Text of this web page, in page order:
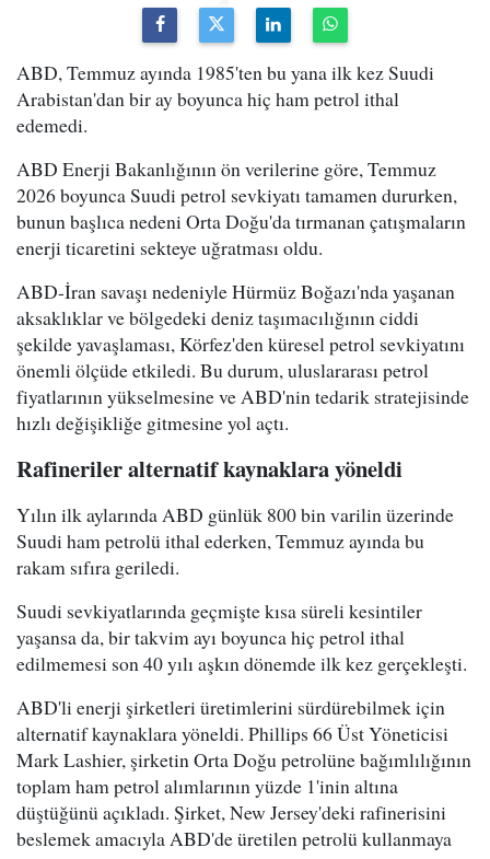
ABD, Temmuz ayında 1985'ten bu yana ilk kez Suudi
Arabistan'dan bir ay boyunca hiç ham petrol ithal
edemedi.
ABD Enerji Bakanlığının ön verilerine göre, Temmuz
2026 boyunca Suudi petrol sevkiyatı tamamen dururken,
bunun başlıca nedeni Orta Doğu'da tırmanan çatışmaların
enerji ticaretini sekteye uğratması oldu.
ABD-İran savaşı nedeniyle Hürmüz Boğazı'nda yaşanan
aksaklıklar ve bölgedeki deniz taşımacılığının ciddi
şekilde yavaşlaması, Körfez'den küresel petrol sevkiyatını
önemli ölçüde etkiledi. Bu durum, uluslararası petrol
fiyatlarının yükselmesine ve ABD'nin tedarik stratejisinde
hızlı değişikliğe gitmesine yol açtı.
Rafineriler alternatif kaynaklara yöneldi
Yılın ilk aylarında ABD günlük 800 bin varilin üzerinde
Suudi ham petrolü ithal ederken, Temmuz ayında bu
rakam sıfıra geriledi.
Suudi sevkiyatlarında geçmişte kısa süreli kesintiler
yaşansa da, bir takvim ayı boyunca hiç petrol ithal
edilmemesi son 40 yılı aşkın dönemde ilk kez gerçekleşti.
ABD'li enerji şirketleri üretimlerini sürdürebilmek için
alternatif kaynaklara yöneldi. Phillips 66 Üst Yöneticisi
Mark Lashier, şirketin Orta Doğu petrolüne bağımlılığının
toplam ham petrol alımlarının yüzde 1'inin altına
düştüğünü açıkladı. Şirket, New Jersey'deki rafinerisini
beslemek amacıyla ABD'de üretilen petrolü kullanmaya